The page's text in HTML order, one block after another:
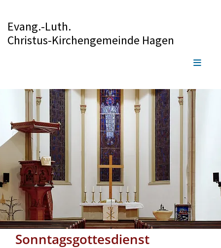
Evang.-Luth.
Christus-Kirchengemeinde Hagen
Sonntagsgottesdienst